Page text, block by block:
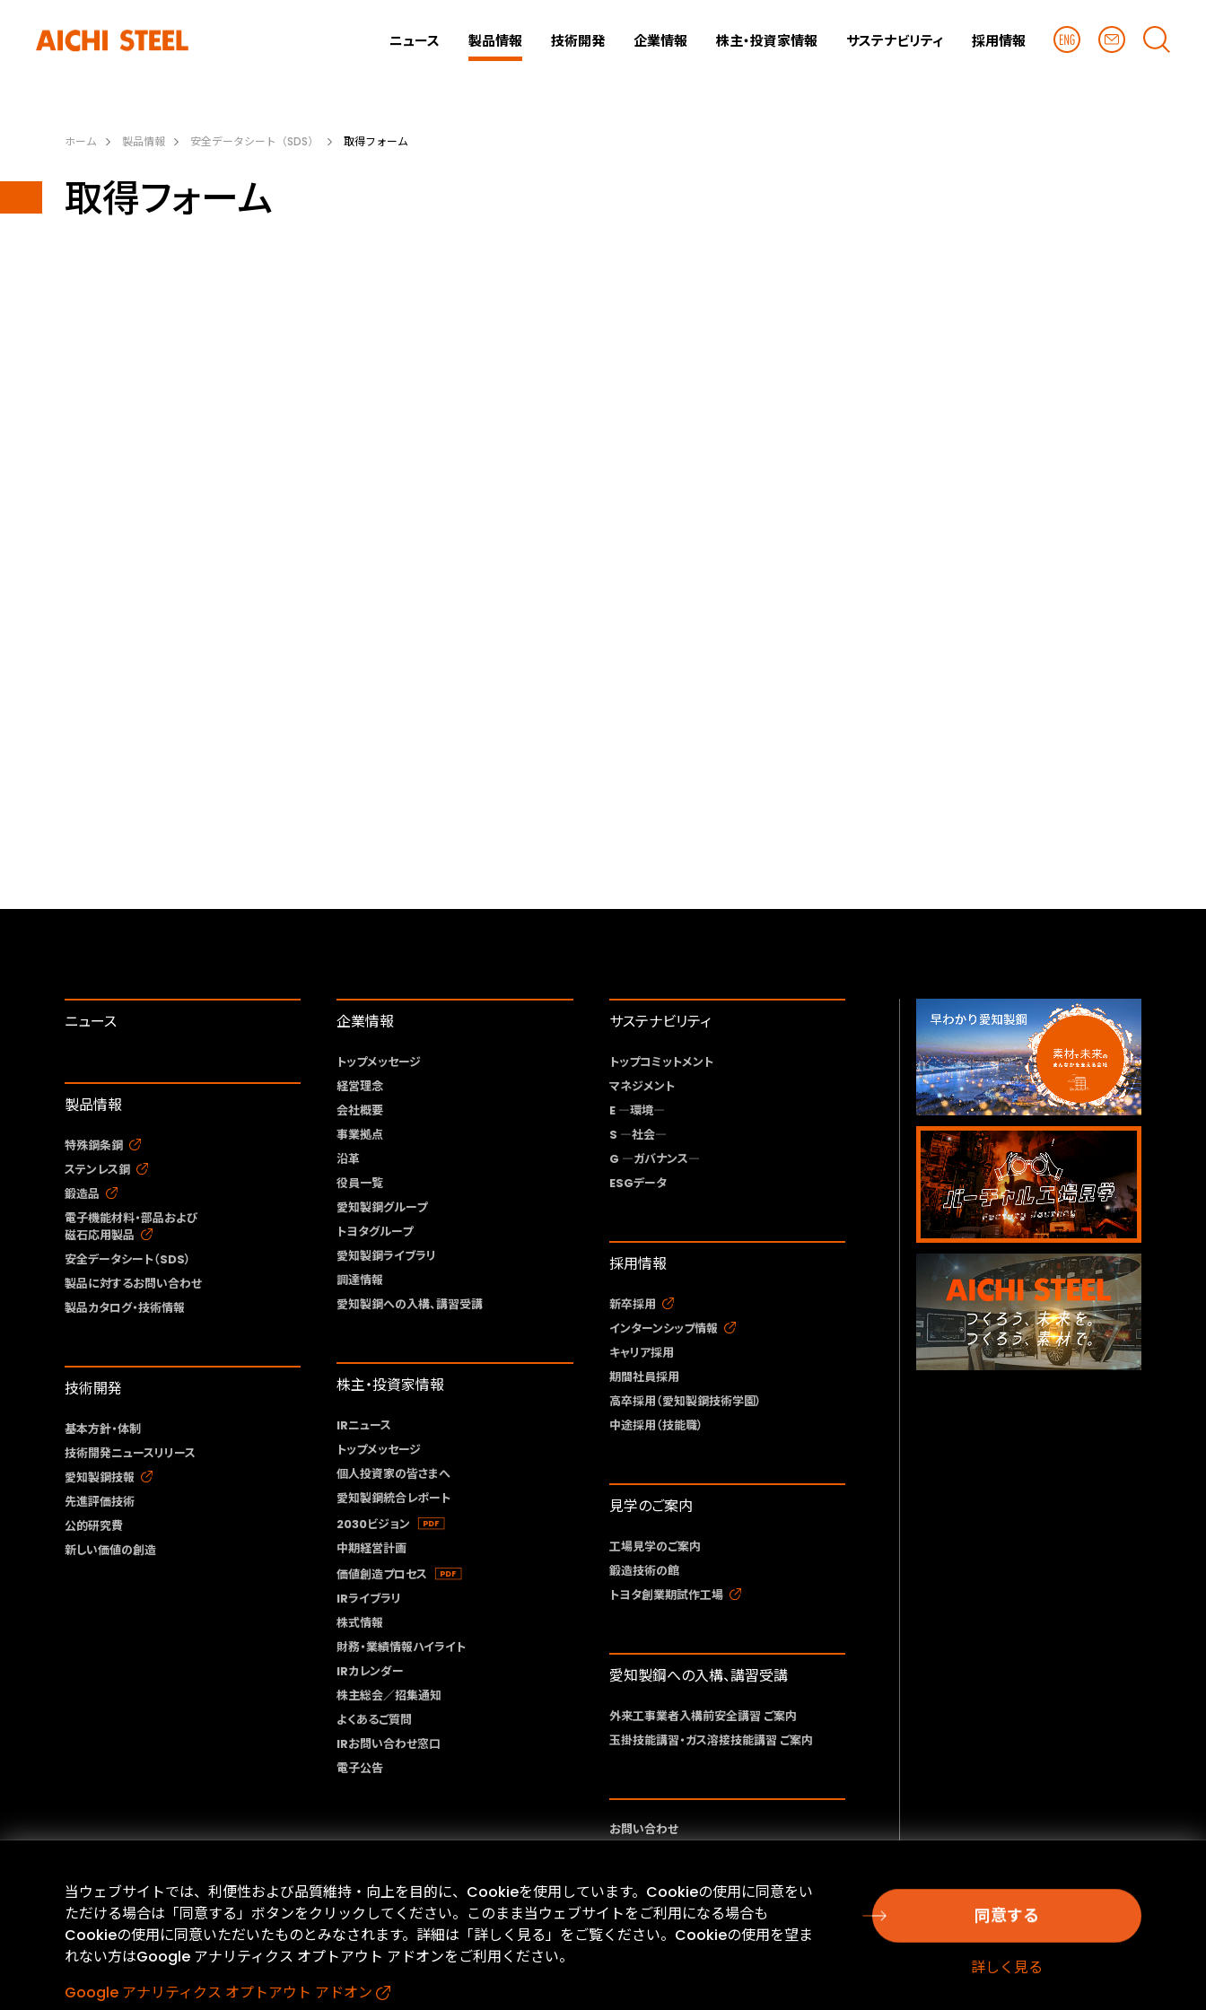
ニュース 製品情報 技術開発 企業情報 株主・投資家情報 サステナビリティ 採用情報
ホーム 製品情報 安全データシート（SDS） 取得フォーム
取得フォーム
ニュース
製品情報
特殊鋼条鋼
ステンレス鋼
鍛造品
電子機能材料・部品および
磁石応用製品
安全データシート（SDS）
製品に対するお問い合わせ
製品カタログ・技術情報
技術開発
基本方針・体制
技術開発ニュースリリース
愛知製鋼技報
先進評価技術
公的研究費
新しい価値の創造
企業情報
トップメッセージ
経営理念
会社概要
事業拠点
沿革
役員一覧
愛知製鋼グループ
トヨタグループ
愛知製鋼ライブラリ
調達情報
愛知製鋼への入構、講習受講
株主・投資家情報
IRニュース
トップメッセージ
個人投資家の皆さまへ
愛知製鋼統合レポート
2030ビジョン
中期経営計画
価値創造プロセス
IRライブラリ
株式情報
財務・業績情報ハイライト
IRカレンダー
株主総会／招集通知
よくあるご質問
IRお問い合わせ窓口
電子公告
サステナビリティ
トップコミットメント
マネジメント
E ―環境―
S ―社会―
G ―ガバナンス―
ESGデータ
採用情報
新卒採用
インターンシップ情報
キャリア採用
期間社員採用
高卒採用（愛知製鋼技術学園）
中途採用（技能職）
見学のご案内
工場見学のご案内
鍛造技術の館
トヨタ創業期試作工場
愛知製鋼への入構、講習受講
外来工事業者入構前安全講習 ご案内
玉掛技能講習・ガス溶接技能講習 ご案内
お問い合わせ
プライバシーポリシー
当ウェブサイトでは、利便性および品質維持・向上を目的に、Cookieを使用しています。Cookieの使用に同意をい
ただける場合は「同意する」ボタンをクリックしてください。このまま当ウェブサイトをご利用になる場合も
Cookieの使用に同意いただいたものとみなされます。詳細は「詳しく見る」をご覧ください。Cookieの使用を望ま
れない方はGoogle アナリティクス オプトアウト アドオンをご利用ください。
Google アナリティクス オプトアウト アドオン
同意する
詳しく見る